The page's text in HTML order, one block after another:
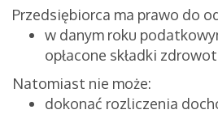
Przedsiębiorca ma prawo do
w danym roku
opłacone składki
Natomiast nie może:
dokonać rozliczenia